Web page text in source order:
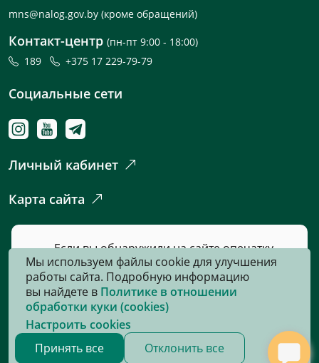
mns@nalog.gov.by (кроме обращений)
Контакт-центр (пн-пт 9:00 - 18:00)
189
+375 17 229-79-79
Социальные сети
Личный кабинет
Карта сайта
Если вы обнаружили на сайте опечатку
или неточность, пожалуйста, нажмите
сюдаи сообщите нам об этом.
© 2026, Все права защищены
Сайт разработан:«Информационно-издательский центр по
Мы используем файлы cookie для улучшения
работы сайта. Подробную информацию
вы найдете в Политике в отношении
обработки куки (cookies)
Настроить cookies
Принять все
Отклонить все